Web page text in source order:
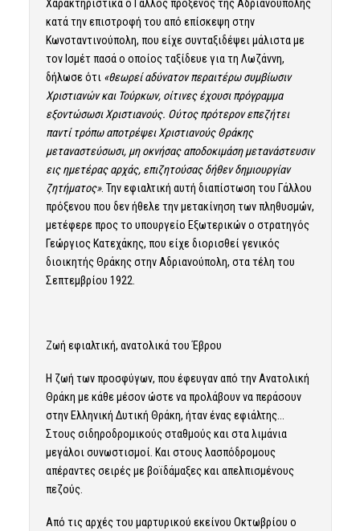
Χαρακτηριστικά ο Γάλλος πρόξενος της Αδριανούπολης
κατά την επιστροφή του από επίσκεψη στην
Κωνσταντινούπολη, που είχε συνταξιδέψει μάλιστα με
τον Ισμέτ πασά ο οποίος ταξίδευε για τη Λωζάννη,
δήλωσε ότι «θεωρεί αδύνατον περαιτέρω συμβίωσιν
Χριστιανών και Τούρκων, οίτινες έχουσι πρόγραμμα
εξοντώσωσι Χριστιανούς. Ούτος πρότερον επεζήτει
παντί τρόπω αποτρέψει Χριστιανούς Θράκης
μεταναστεύσωσι, μη οκνήσας αποδοκιμάση μετανάστευσιν
εις ημετέρας αρχάς, επιζητούσας δήθεν δημιουργίαν
ζητήματος». Την εφιαλτική αυτή διαπίστωση του Γάλλου
πρόξενου που δεν ήθελε την μετακίνηση των πληθυσμών,
μετέφερε προς το υπουργείο Εξωτερικών ο στρατηγός
Γεώργιος Κατεχάκης, που είχε διορισθεί γενικός
διοικητής Θράκης στην Αδριανούπολη, στα τέλη του
Σεπτεμβρίου 1922.
Ζωή εφιαλτική, ανατολικά του Έβρου
Η ζωή των προσφύγων, που έφευγαν από την Ανατολική
Θράκη με κάθε μέσον ώστε να προλάβουν να περάσουν
στην Ελληνική Δυτική Θράκη, ήταν ένας εφιάλτης…
Στους σιδηροδρομικούς σταθμούς και στα λιμάνια
μεγάλοι συνωστισμοί. Και στους λασπόδρομους
απέραντες σειρές με βοϊδάμαξες και απελπισμένους
πεζούς.
Από τις αρχές του μαρτυρικού εκείνου Οκτωβρίου ο